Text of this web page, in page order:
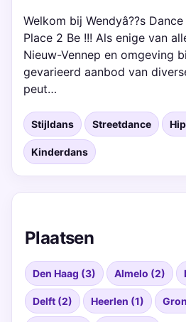
Welkom bij Wendyâ??s
Place 2 Be !!! Als enige van
Nieuw-Vennep en omgeving
gevarieerd aanbod van
peut…
Stijldans Streetdance
Kinderdans
Plaatsen
Den Haag (3) Almelo (2)
Delft (2) Heerlen (1)